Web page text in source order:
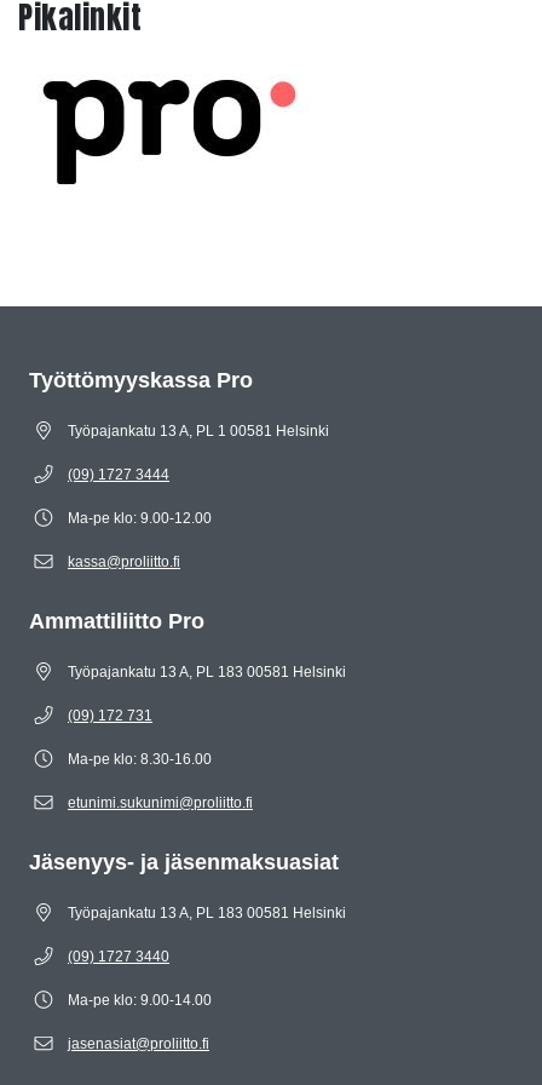
Siirry kysymyksiin
Pikalinkit
Työttömyyskassa Pro
Työpajankatu 13 A, PL 1 00581 Helsinki
(09) 1727 3444
Ma-pe klo: 9.00-12.00
kassa@proliitto.fi
Ammattiliitto Pro
Työpajankatu 13 A, PL 183 00581 Helsinki
(09) 172 731
Ma-pe klo: 8.30-16.00
etunimi.sukunimi@proliitto.fi
Jäsenyys- ja jäsenmaksuasiat
Työpajankatu 13 A, PL 183 00581 Helsinki
(09) 1727 3440
Ma-pe klo: 9.00-14.00
jasenasiat@proliitto.fi